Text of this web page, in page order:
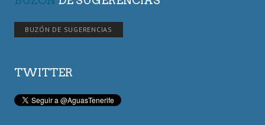
BUZÓN DE SUGERENCIAS
TWITTER